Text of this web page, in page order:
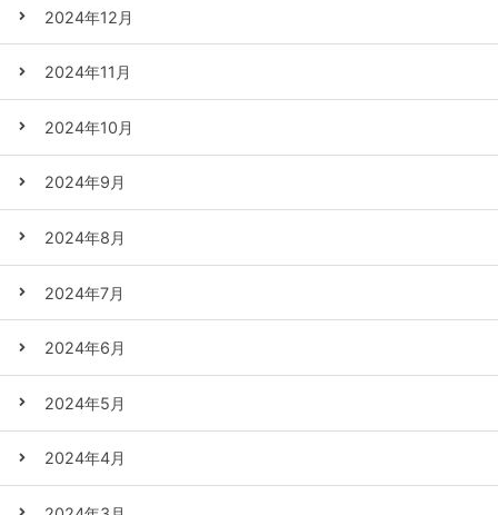
2024年12月
2024年11月
2024年10月
2024年9月
2024年8月
2024年7月
2024年6月
2024年5月
2024年4月